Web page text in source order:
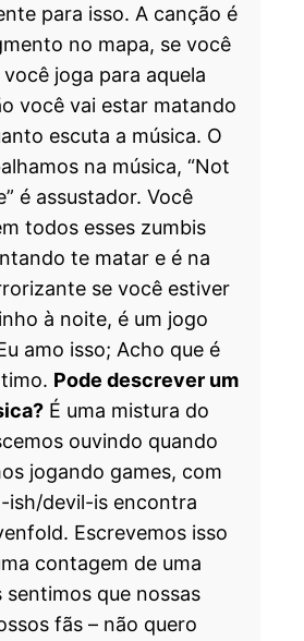
para isso. A canção é
no mapa, se você
joga para aquela
você vai estar matando
escuta a música. O
na música, “Not
é assustador. Você
todos esses zumbis
te matar e é na
se você estiver
à noite, é um jogo
amo isso; Acho que é
Pode descrever um
É uma mistura do
ouvindo quando
jogando games, com
ish/devil-is encontra
Escrevemos isso
contagem de uma
sentimos que nossas
fãs – não quero